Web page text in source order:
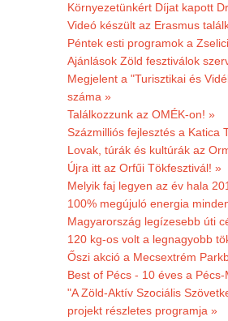
Környezetünkért Díjat kapott
Videó készült az Erasmus
Péntek esti programok a
Ajánlások Zöld fesztiválok
Megjelent a "Turisztikai és
száma »
Találkozzunk az OMÉK-on! »
Százmilliós fejlesztés a Katica
Lovak, túrák és kultúrák az
Újra itt az Orfűi Tökfesztivál! »
Melyik faj legyen az év hala
100% megújuló energia
Magyarország legízesebb úti
120 kg-os volt a legnagyobb
Őszi akció a Mecsextrém
Best of Pécs - 10 éves a
"A Zöld-Aktív Szociális
projekt részletes programja »